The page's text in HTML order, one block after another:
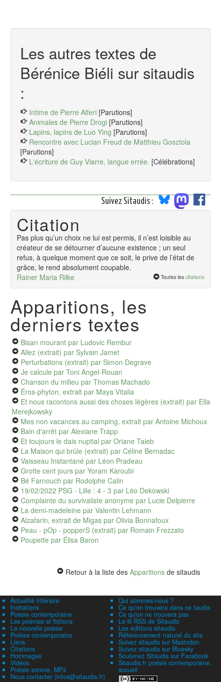
Les autres textes de
Bérénice Biéli sur sitaudis
:
Intime de Pierre Alferi [Parutions]
Animales de Pierre Drogi [Parutions]
Lapins, lapins de Luo Ying [Parutions]
Rencontre avec Lucian Freud de Matthieu Gosztola
[Parutions]
L'écriture de Guy Viarre, langue errée. [Célébrations]
Suivez Sitaudis :
Citation
Pas plus qu’un choix ne lui est permis, il n’est loisible au
créateur de se détourner d’aucune existence ; un seul
refus, à quelque moment que ce soit, le prive de l’état de
grâce, le rend absolument coupable.
Rainer Maria Rilke
Toutes les citations
Apparitions, les
derniers textes
Bisan mourant par Ludovic Rembur
Allez (extrait) par Sylvain Jamet
Perturbations (extrait) par Simon Degrave
Je calcule par Toni Angel-Rouan
Chanson du milieu par Thomas Machado
Éros-phyton, extrait par Maya Vitalia
Et nous racontons aussi des choses légères (extrait) par Ella
Merejkowsky
Mes non vacances au camping, extrait par Antoine Michoux
Bain d'arrêt par Alexiane Trapp
Et toujours le dais nuptial par Oriane Taieb
La Maison qui brûle (extrait) par Céline Bernadac
Vaisseau Instantané par Léon Pradeau
Grotte cent jours par Yoram Karoubi
Bé Farnouch par Rodolphe Calin
19/02/2022 PSG - Lille : 4 - 3 par Léo Dekowski
Complainte du survivaliste anonyme par Lucie Delpierre
La demi-madeleine par Valentin Lehmann
Alzafarin, extrait de Migas par Olivia Bonnafoux
Peau - pOp - popperS (extrait) par Romain Frezzato
Poupette par Élisa Baron
Retour à la liste des Apparitions de sitaudis
Actualité littéraire
Incitations
Poésie contemporaine
Les poèmes et fictions
La nouvelle poésie
Poètes contemporains
Liens
Citations
Hommages
Vidéos
Poésie sonore, MP3
Nous contacter (infos@sitaudis.fr)
Qui sommes-nous ?
Ce qu'on trouvera dans ce taudis
Ce qu'on ne trouvera pas
Le fil RSS de Sitaudis
Les éditions sitaudis
Référencement naturel du site
Suivez sitaudis sur Mastodon
Suivez sitaudis sur Bluesky
Soutenez Sitaudis sur Facebook
Sitaudis.fr poésie contemporaine,
accueil